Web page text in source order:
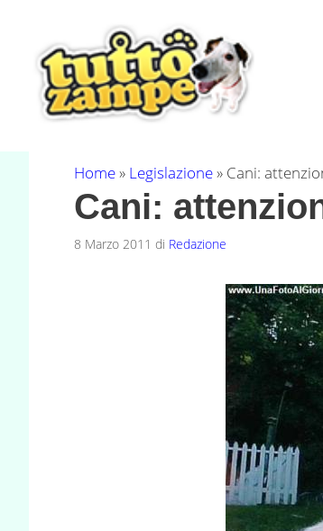
contenuto
Home» Legislazione» Cani:
Cani:
8 Marzo 2011 di Redazione